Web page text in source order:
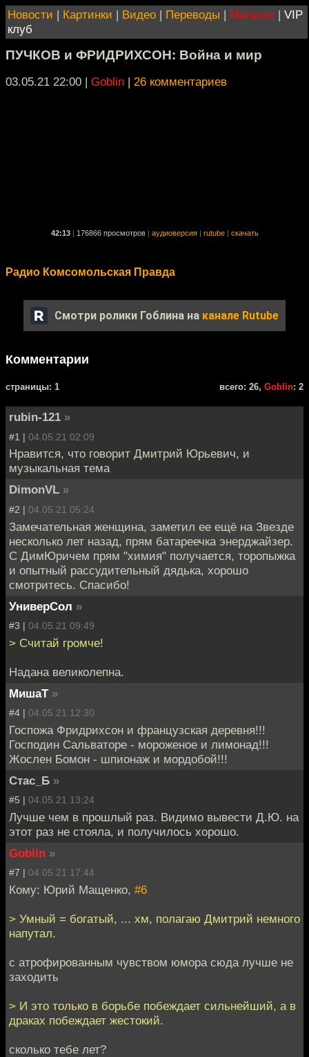
Новости | Картинки | Видео | Переводы | Магазин | VIP
клуб
ПУЧКОВ и ФРИДРИХСОН: Война и мир
03.05.21 22:00 | Goblin | 26 комментариев
42:13 176866 просмотров аудиоверсия rutube скачать
Радио Комсомольская Правда
Смотри ролики Гоблина на канале Rutube
Комментарии
cтраницы: 1 всего: 26, Goblin: 2
rubin-121 »
#1 | 04.05.21 02:09
Нравится, что говорит Дмитрий Юрьевич, и
музыкальная тема
DimonVL »
#2 | 04.05.21 05:24
Замечательная женщина, заметил ее ещё на Звезде
несколько лет назад, прям батареечка энерджайзер.
С ДимЮричем прям "химия" получается, торопыжка
и опытный рассудительный дядька, хорошо
смотритесь. Спасибо!
УниверСол »
#3 | 04.05.21 09:49
> Считай громче!
Надана великолепна.
МишаТ »
#4 | 04.05.21 12:30
Госпожа Фридрихсон и французская деревня!!!
Господин Сальваторе - мороженое и лимонад!!!
Жослен Бомон - шпионаж и мордобой!!!
Стас_Б »
#5 | 04.05.21 13:24
Лучше чем в прошлый раз. Видимо вывести Д.Ю. на
этот раз не стояла, и получилось хорошо.
Goblin »
#7 | 04.05.21 17:44
Кому: Юрий Мащенко, #6
> Умный = богатый, ... хм, полагаю Дмитрий немного
напутал.
с атрофированным чувством юмора сюда лучше не
заходить
> И это только в борьбе побеждает сильнейший, а в
драках побеждает жестокий.
сколько тебе лет?